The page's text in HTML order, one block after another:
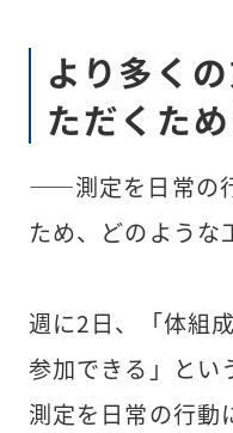
より多く
ただくた
――測定を日常の
ため、どのような
週に2日、「体組
参加できる」とい
測定を日常の行動